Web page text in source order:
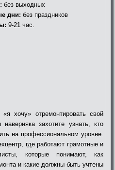
без выходных
дни: без праздников
9-21 час.
хочу» отремонтировать свой
захотите узнать, кто
на профессиональном уровне.
где работают грамотные и
которые понимают, как
и какие должны быть учтены